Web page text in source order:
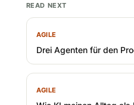
READ NEXT
AGILE
Drei Agenten für den
AGILE